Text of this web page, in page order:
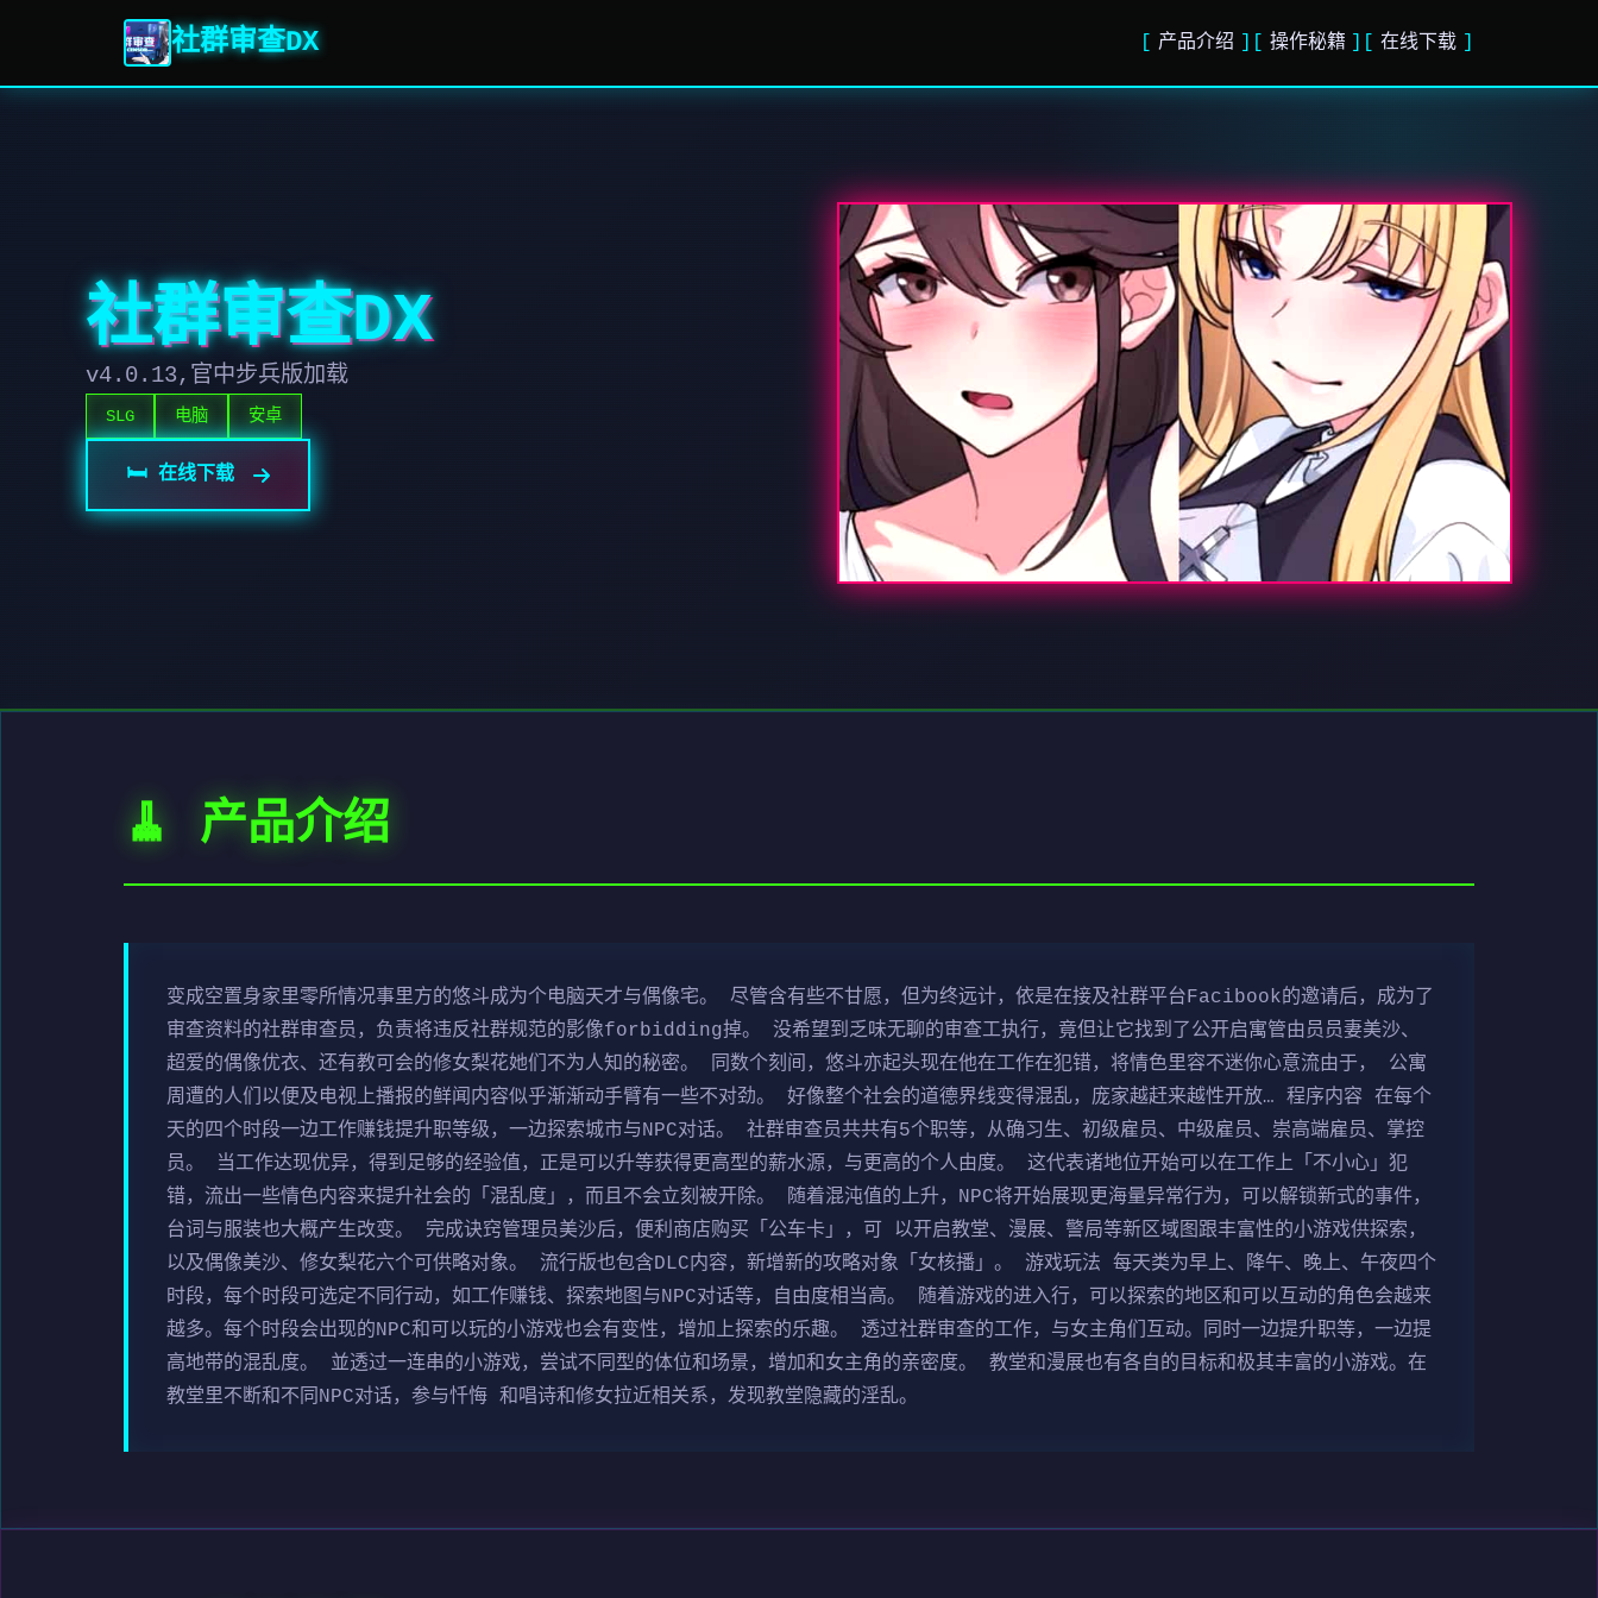
社群审查DX 产品介绍 操作秘籍 在线下载
社群审查DX
v4.0.13,官中步兵版加载
SLG 电脑 安卓
🛏️ 在线下载
🧹 产品介绍
变成空置身家里零所情况事里方的悠斗成为个电脑天才与偶像宅。 尽管含有些不甘愿，但为终远计，依是在接及社群平台Facibook的邀请后，成为了
审查资料的社群审查员，负责将违反社群规范的影像forbidding掉。 没希望到乏味无聊的审查工执行，竟但让它找到了公开启寓管由员员妻美沙、
超爱的偶像优衣、还有教可会的修女梨花她们不为人知的秘密。 同数个刻间，悠斗亦起头现在他在工作在犯错，将情色里容不迷你心意流由于， 公寓
周遭的人们以便及电视上播报的鲜闻内容似乎渐渐动手臂有一些不对劲。 好像整个社会的道德界线变得混乱，庞家越赶来越性开放… 程序内容 在每个
天的四个时段一边工作赚钱提升职等级，一边探索城市与NPC对话。 社群审查员共共有5个职等，从确习生、初级雇员、中级雇员、崇高端雇员、掌控
员。 当工作达现优异，得到足够的经验值，正是可以升等获得更高型的薪水源，与更高的个人由度。 这代表诸地位开始可以在工作上「不小心」犯
错，流出一些情色内容来提升社会的「混乱度」，而且不会立刻被开除。 随着混沌值的上升，NPC将开始展现更海量异常行为，可以解锁新式的事件，
台词与服装也大概产生改变。 完成诀窍管理员美沙后，便利商店购买「公车卡」，可 以开启教堂、漫展、警局等新区域图跟丰富性的小游戏供探索，
以及偶像美沙、修女梨花六个可供略对象。 流行版也包含DLC内容，新增新的攻略对象「女核播」。 游戏玩法 每天类为早上、降午、晚上、午夜四个
时段，每个时段可选定不同行动，如工作赚钱、探索地图与NPC对话等，自由度相当高。 随着游戏的进入行，可以探索的地区和可以互动的角色会越来
越多。每个时段会出现的NPC和可以玩的小游戏也会有变性，增加上探索的乐趣。 透过社群审查的工作，与女主角们互动。同时一边提升职等，一边提
高地带的混乱度。 並透过一连串的小游戏，尝试不同型的体位和场景，增加和女主角的亲密度。 教堂和漫展也有各自的目标和极其丰富的小游戏。在
教堂里不断和不同NPC对话，参与忏悔 和唱诗和修女拉近相关系，发现教堂隐藏的淫乱。